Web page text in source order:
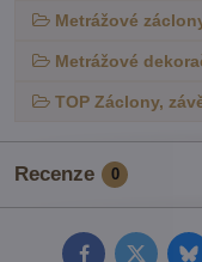
Metrážové
Metrážové
TOP Záclony,
Recenze 0